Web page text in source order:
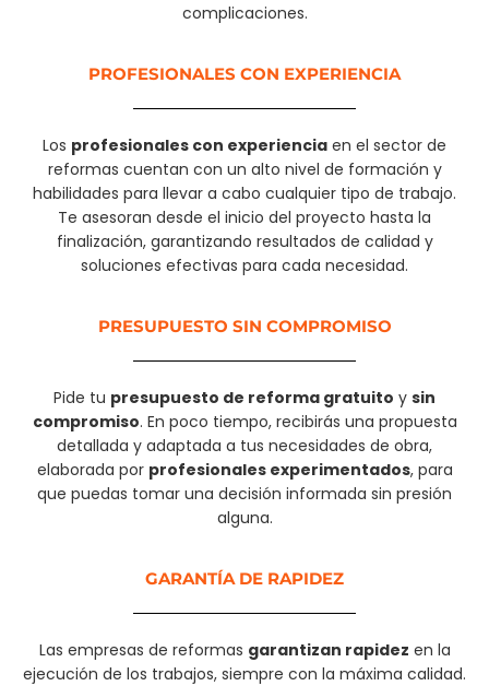
complicaciones.
PROFESIONALES CON EXPERIENCIA​
Los profesionales con experiencia en el sector de
reformas cuentan con un alto nivel de formación y
habilidades para llevar a cabo cualquier tipo de trabajo.
Te asesoran desde el inicio del proyecto hasta la
finalización, garantizando resultados de calidad y
soluciones efectivas para cada necesidad.
PRESUPUESTO SIN COMPROMISO
Pide tu presupuesto de reforma gratuito y sin
compromiso. En poco tiempo, recibirás una propuesta
detallada y adaptada a tus necesidades de obra,
elaborada por profesionales experimentados, para
que puedas tomar una decisión informada sin presión
alguna.
GARANTÍA DE RAPIDEZ​
Las empresas de reformas garantizan rapidez en la
ejecución de los trabajos, siempre con la máxima calidad.